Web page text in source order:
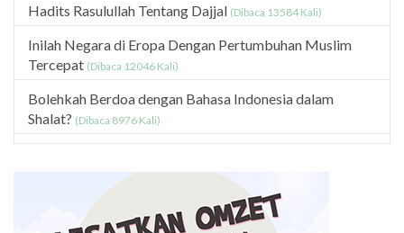
Hadits Rasulullah Tentang Dajjal (Dibaca 13584 Kali)
Inilah Negara di Eropa Dengan Pertumbuhan Muslim
Tercepat (Dibaca 12046 Kali)
Bolehkah Berdoa dengan Bahasa Indonesia dalam
Shalat? (Dibaca 8976 Kali)